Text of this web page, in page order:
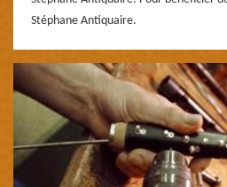
Stéphane Antiquaire.